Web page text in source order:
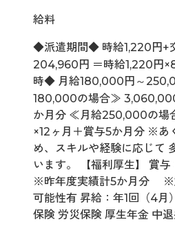
給料
◆派遣期間◆ 時給1,220円+
204,960円 ＝時給1,220円
時◆ 月給180,000円～
180,000の場合≫
か月分 ≪月給250,000の
×12ヶ月＋賞与5か月分 ※あ
め、スキルや経験に応じて
います。 【福利厚生】 賞
※昨年度実績計5か月分 ※
可能性有 昇給：年1回（4月
保険 労災保険 厚生年金 中